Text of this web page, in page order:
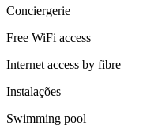
Conciergerie
Free WiFi access
Internet access by fibre
Instalações
Swimming pool